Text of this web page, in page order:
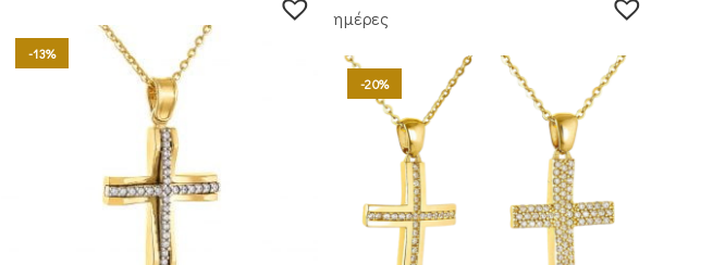
-13%
ημέρες
-20%